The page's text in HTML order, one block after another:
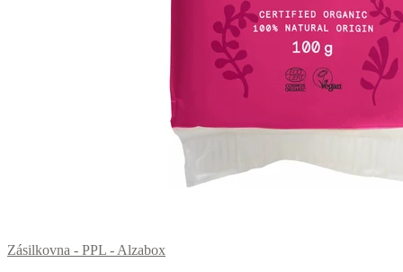
Zásilkovna - PPL - Alzabox